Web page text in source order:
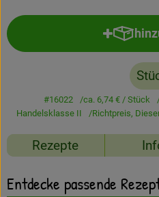
Gratis Ökokiste im Wert
Kundenbrief
Entdecken
Über uns
#16022 ca. 6,74 € / Stück
Handelsklasse II
Richtpreis,
Rezepte
Entdecke passende